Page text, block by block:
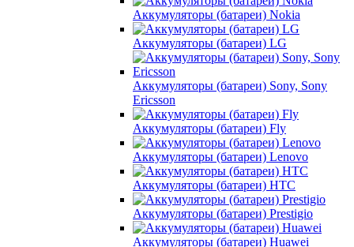
Аккумуляторы (батареи) Nokia
Аккумуляторы (батареи) LG
Аккумуляторы (батареи) Sony, Sony
Ericsson
Аккумуляторы (батареи) Fly
Аккумуляторы (батареи) Lenovo
Аккумуляторы (батареи) HTC
Аккумуляторы (батареи) Prestigio
Аккумуляторы (батареи) Huawei